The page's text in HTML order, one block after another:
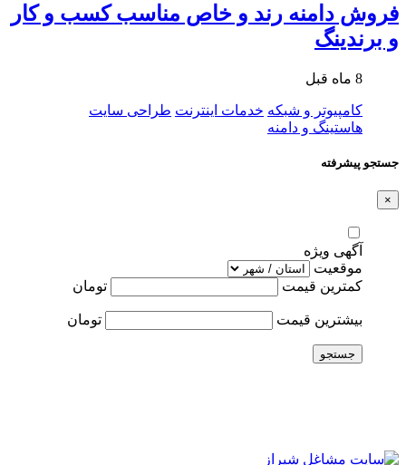
فروش دامنه رند و خاص مناسب کسب و کار
و برندینگ
8 ماه قبل
کامپیوتر و شبکه خدمات اینترنت طراحی سایت
هاستینگ و دامنه
جستجو پیشرفته
×
آگهی ویژه
موقعیت
کمترین قیمت
تومان
بیشترین قیمت تومان
جستجو